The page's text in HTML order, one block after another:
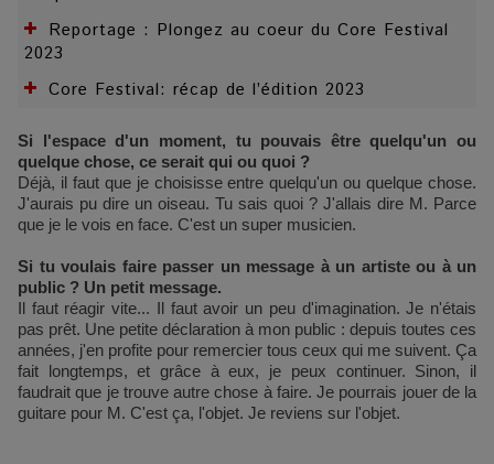
Reportage : Plongez au coeur du Core Festival
2023
Core Festival: récap de l’édition 2023
Si l'espace d'un moment, tu pouvais être quelqu'un ou
quelque chose, ce serait qui ou quoi ?
Déjà, il faut que je choisisse entre quelqu'un ou quelque chose.
J'aurais pu dire un oiseau. Tu sais quoi ? J'allais dire M. Parce
que je le vois en face. C'est un super musicien.
Si tu voulais faire passer un message à un artiste ou à un
public ? Un petit message.
Il faut réagir vite... Il faut avoir un peu d'imagination. Je n'étais
pas prêt. Une petite déclaration à mon public : depuis toutes ces
années, j'en profite pour remercier tous ceux qui me suivent. Ça
fait longtemps, et grâce à eux, je peux continuer. Sinon, il
faudrait que je trouve autre chose à faire. Je pourrais jouer de la
guitare pour M. C'est ça, l'objet. Je reviens sur l'objet.